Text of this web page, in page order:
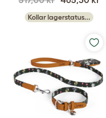
Kollar lagerstatus...